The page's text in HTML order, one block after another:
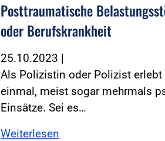
Posttraumatische
oder Berufskrankheit
25.10.2023 |
Als Polizistin oder Polizist
einmal, meist sogar mehrmals
Einsätze. Sei es…
Weiterlesen